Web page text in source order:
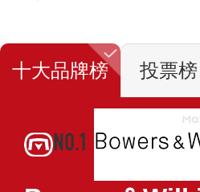
十大品牌榜 投票榜
NO.1